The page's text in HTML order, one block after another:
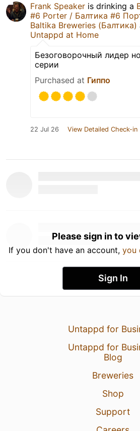
Frank Speaker is drinking a
#6 Porter / Балтика #6
Baltika Breweries (Балтика)
Untappd at Home
Безоговорочный лидер
серии
Purchased at Гиппо
22 Jul 26 View Detailed Check-in
Please sign in to
If you don't have an account, you
Sign In
Untappd for
Untappd for
Blog
Breweries
Shop
Support